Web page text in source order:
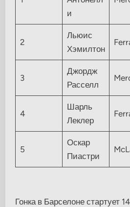
и
2
Льюис
Хэмилтон
3
Джордж
Расселл
4
Шарль
Леклер
5
Оскар
Пиастри
Гонка в Барселоне стартует